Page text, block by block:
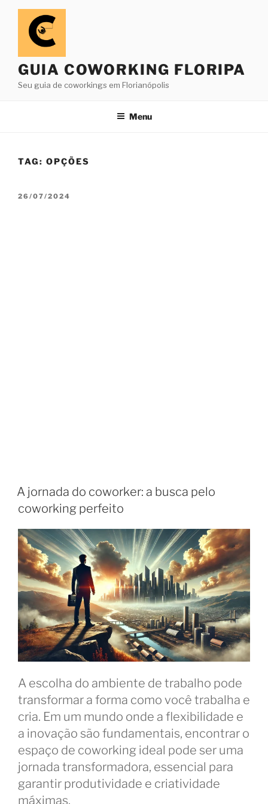
Pular
conteúdo
GUIA COWORKING FLORIPA
Seu guia de coworkings em Florianópolis
Menu
TAG: OPÇÕES
PUBLICADO
26/07/2024
A jornada do coworker: a busca pelo
coworking perfeito
A escolha do ambiente de trabalho pode
transformar a forma como você trabalha e
cria. Em um mundo onde a flexibilidade e
a inovação são fundamentais, encontrar o
espaço de coworking ideal pode ser uma
jornada transformadora, essencial para
garantir produtividade e criatividade
máximas.